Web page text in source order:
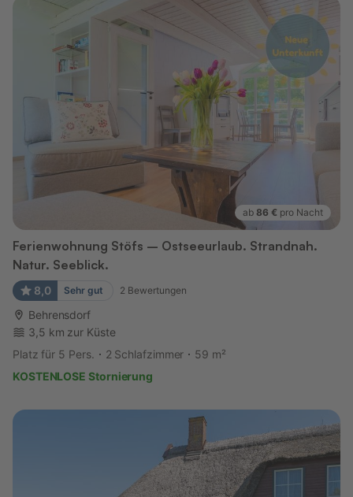
ab 86 € pro Nacht
Ferienwohnung Stöfs – Ostseeurlaub. Strandnah.
Natur. Seeblick.
8,0 Sehr gut 2 Bewertungen
Behrensdorf
3,5 km zur Küste
Platz für 5 Pers.
2 Schlafzimmer
59 m²
KOSTENLOSE Stornierung